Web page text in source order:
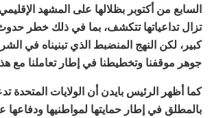
السابع من أكتوبر بظلالها على المشهد
تزال تداعياتها تتكشف، بما في ذلك خطر
كبير، لكن النهج المنضبط الذي تبنيناه في
جوهر موقفنا وتخطيطنا في إطار تعاملنا مع
كما أظهر الرئيس بايدن أن الولايات المتحدة
بالمطلق في إطار حمايتها لمواطنيها